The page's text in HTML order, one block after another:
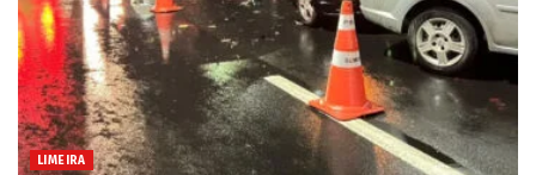
LIMEIRA